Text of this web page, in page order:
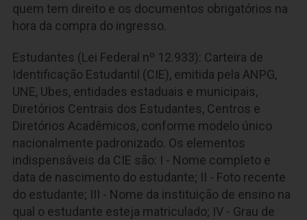
quem tem direito e os documentos obrigatórios na
hora da compra do ingresso.
Estudantes (Lei Federal nº 12.933): Carteira de
Identificação Estudantil (CIE), emitida pela ANPG,
UNE, Ubes, entidades estaduais e municipais,
Diretórios Centrais dos Estudantes, Centros e
Diretórios Acadêmicos, conforme modelo único
nacionalmente padronizado. Os elementos
indispensáveis da CIE são: I - Nome completo e
data de nascimento do estudante; II - Foto recente
do estudante; III - Nome da instituição de ensino na
qual o estudante esteja matriculado; IV - Grau de